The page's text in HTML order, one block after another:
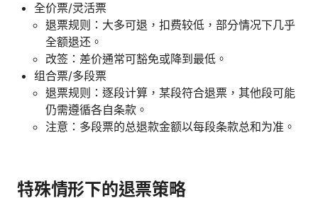
全价票/灵活票
退票规则：大多可退，扣费较低，部分情况下几乎
全额退还。
改签：差价通常可豁免或降到最低。
组合票/多段票
退票规则：逐段计算，某段符合退票，其他段可能
仍需遵循各自条款。
注意：多段票的总退款金额以每段条款总和为准。
特殊情形下的退票策略